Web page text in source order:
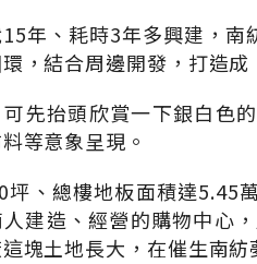
年、耗時3年多興建，
，結合周邊開發，打造
先抬頭欣賞一下銀白色
等意象呈現。
坪、總樓地板面積達5.45
建造、經營的購物中心
塊土地長大，在催生南紡